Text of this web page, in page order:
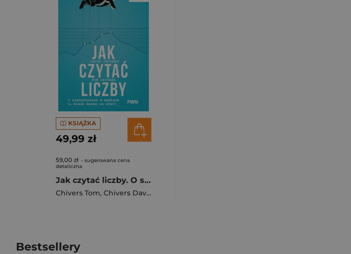
KSIĄŻKA
49,99 zł
59,00 zł - sugerowana cena
detaliczna
Jak czytać liczby. O statystykach w mediach (i kiedy można im ufać)
Chivers Tom, Chivers David
Bestsellery